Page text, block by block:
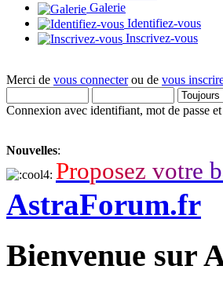
Galerie
Identifiez-vous
Inscrivez-vous
Merci de vous connecterou de vous
Connexion avec identifiant, mot de passe et
Nouvelles:
Proposez votre b
AstraForum.fr
Bienvenue sur